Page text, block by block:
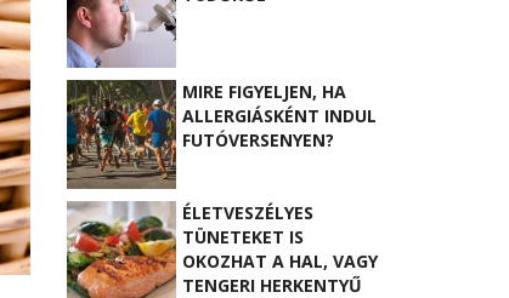
MIRE FIGYELJEN, HA
ALLERGIÁSKÉNT INDUL
FUTÓVERSENYEN?
ÉLETVESZÉLYES
TÜNETEKET IS
OKOZHAT A HAL, VAGY
TENGERI HERKENTYŰ